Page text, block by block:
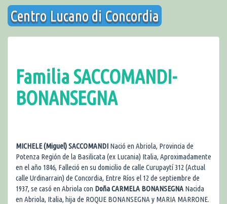
Saltar
contenido
Centro Lucano di Concordia
Familia SACCOMANDI-
BONANSEGNA
MICHELE (Miguel) SACCOMANDI Nació en Abriola, Provincia de
Potenza Región de la Basilicata (ex Lucania) Italia, Aproximadamente
en el año 1846, Falleció en su domicilio de calle Curupaytí 312 (Actual
calle Urdinarrain) de Concordia, Entre Ríos el 12 de septiembre de
1937, se casó en Abriola con Doña CARMELA BONANSEGNA Nacida
en Abriola, Italia, hija de ROQUE BONANSEGNA y MARIA MARRONE.